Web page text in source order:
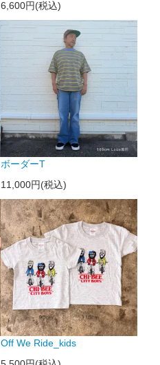
6,600円(税込)
ボーダーT
11,000円(税込)
Off We Ride_kids